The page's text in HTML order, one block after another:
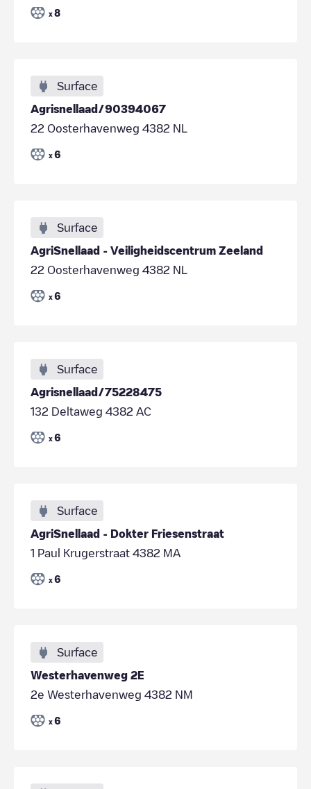
x 8
Surface
Agrisnellaad/90394067
22 Oosterhavenweg 4382 NL
x 6
Surface
AgriSnellaad - Veiligheidscentrum Zeeland
22 Oosterhavenweg 4382 NL
x 6
Surface
Agrisnellaad/75228475
132 Deltaweg 4382 AC
x 6
Surface
AgriSnellaad - Dokter Friesenstraat
1 Paul Krugerstraat 4382 MA
x 6
Surface
Westerhavenweg 2E
2e Westerhavenweg 4382 NM
x 6